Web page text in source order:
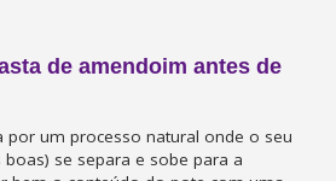
de amendoim antes de
por um processo natural onde o seu
se separa e sobe para a